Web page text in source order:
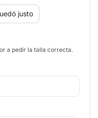
justo
a pedir la talla correcta.